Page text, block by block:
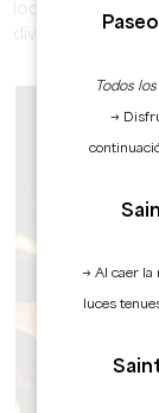
local, el vino
divertirse? Aquí
Todos
→
→ Al caer la
luces